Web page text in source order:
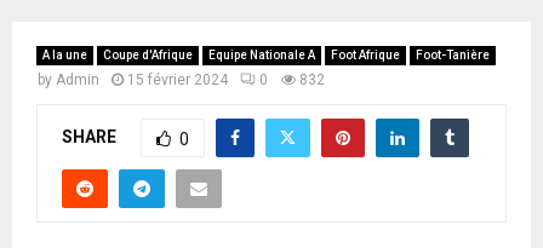
A la une Coupe d'Afrique Equipe Nationale A Foot Afrique Foot-Tanière
by Admin 15 février 2024 0 832
SHARE 0